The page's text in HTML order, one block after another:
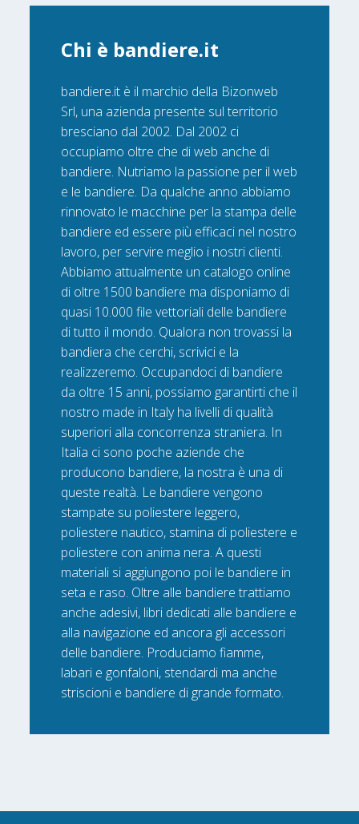
Chi è bandiere.it
bandiere.it è il marchio della Bizonweb
Srl, una azienda presente sul territorio
bresciano dal 2002. Dal 2002 ci
occupiamo oltre che di web anche di
bandiere. Nutriamo la passione per il web
e le bandiere. Da qualche anno abbiamo
rinnovato le macchine per la stampa delle
bandiere ed essere più efficaci nel nostro
lavoro, per servire meglio i nostri clienti.
Abbiamo attualmente un catalogo online
di oltre 1500 bandiere ma disponiamo di
quasi 10.000 file vettoriali delle bandiere
di tutto il mondo. Qualora non trovassi la
bandiera che cerchi, scrivici e la
realizzeremo. Occupandoci di bandiere
da oltre 15 anni, possiamo garantirti che il
nostro made in Italy ha livelli di qualità
superiori alla concorrenza straniera. In
Italia ci sono poche aziende che
producono bandiere, la nostra è una di
queste realtà. Le bandiere vengono
stampate su poliestere leggero,
poliestere nautico, stamina di poliestere e
poliestere con anima nera. A questi
materiali si aggiungono poi le bandiere in
seta e raso. Oltre alle bandiere trattiamo
anche adesivi, libri dedicati alle bandiere e
alla navigazione ed ancora gli accessori
delle bandiere. Produciamo fiamme,
labari e gonfaloni, stendardi ma anche
striscioni e bandiere di grande formato.